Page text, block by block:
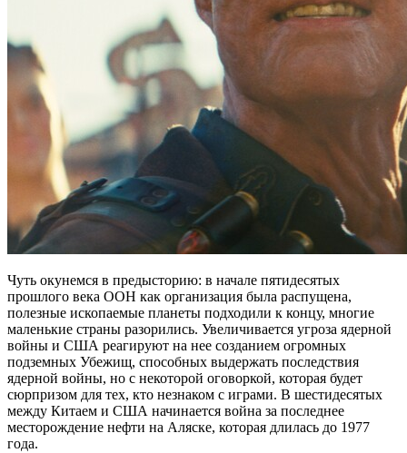
Чуть окунемся в предысторию: в начале пятидесятых
прошлого века ООН как организация была распущена,
полезные ископаемые планеты подходили к концу, многие
маленькие страны разорились. Увеличивается угроза ядерной
войны и США реагируют на нее созданием огромных
подземных Убежищ, способных выдержать последствия
ядерной войны, но с некоторой оговоркой, которая будет
сюрпризом для тех, кто незнаком с играми. В шестидесятых
между Китаем и США начинается война за последнее
месторождение нефти на Аляске, которая длилась до 1977
года.